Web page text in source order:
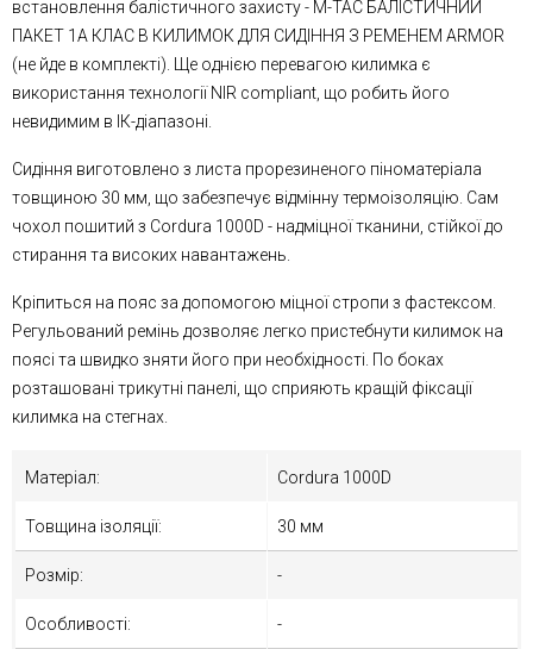
встановлення балістичного захисту - M-TAC БАЛІСТИЧНИЙ
ПАКЕТ 1А КЛАС В КИЛИМОК ДЛЯ СИДІННЯ З РЕМЕНЕМ ARMOR
(не йде в комплекті). Ще однією перевагою килимка є
використання технології NIR compliant, що робить його
невидимим в ІК-діапазоні.
Сидіння виготовлено з листа прорезиненого піноматеріала
товщиною 30 мм, що забезпечує відмінну термоізоляцію. Сам
чохол пошитий з Cordura 1000D - надміцної тканини, стійкої до
стирання та високих навантажень.
Кріпиться на пояс за допомогою міцної стропи з фастексом.
Регульований ремінь дозволяє легко пристебнути килимок на
поясі та швидко зняти його при необхідності. По боках
розташовані трикутні панелі, що сприяють кращій фіксації
килимка на стегнах.
Матеріал: Cordura 1000D
Товщина ізоляції: 30 мм
Розмір: -
Особливості: -